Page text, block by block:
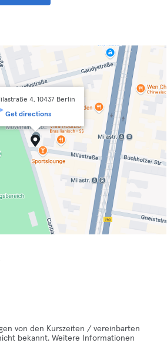
4, 10437 Berlin
Get directions
von den Kurszeiten / vereinbarten
bekannt. Weitere Informationen